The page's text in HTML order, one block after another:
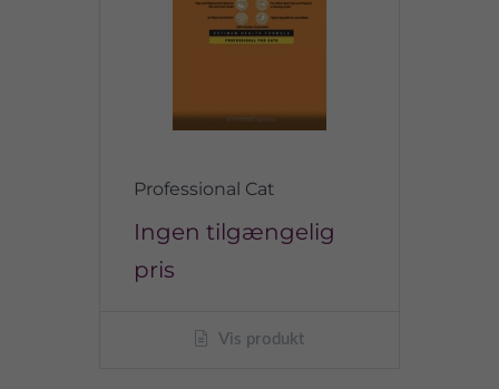
Professional Cat
Ingen tilgængelig
pris
Vis produkt